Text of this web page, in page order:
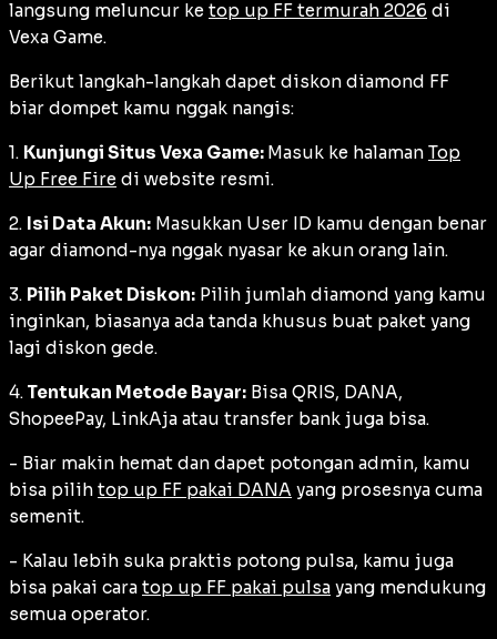
langsung meluncur ke top up FF termurah 2026 di
Vexa Game.
Berikut langkah-langkah dapet diskon diamond FF
biar dompet kamu nggak nangis:
1. Kunjungi Situs Vexa Game: Masuk ke halaman Top
Up Free Fire di website resmi.
2. Isi Data Akun: Masukkan User ID kamu dengan benar
agar diamond-nya nggak nyasar ke akun orang lain.
3. Pilih Paket Diskon: Pilih jumlah diamond yang kamu
inginkan, biasanya ada tanda khusus buat paket yang
lagi diskon gede.
4. Tentukan Metode Bayar: Bisa QRIS, DANA,
ShopeePay, LinkAja atau transfer bank juga bisa.
- Biar makin hemat dan dapet potongan admin, kamu
bisa pilih top up FF pakai DANA yang prosesnya cuma
semenit.
- Kalau lebih suka praktis potong pulsa, kamu juga
bisa pakai cara top up FF pakai pulsa yang mendukung
semua operator.